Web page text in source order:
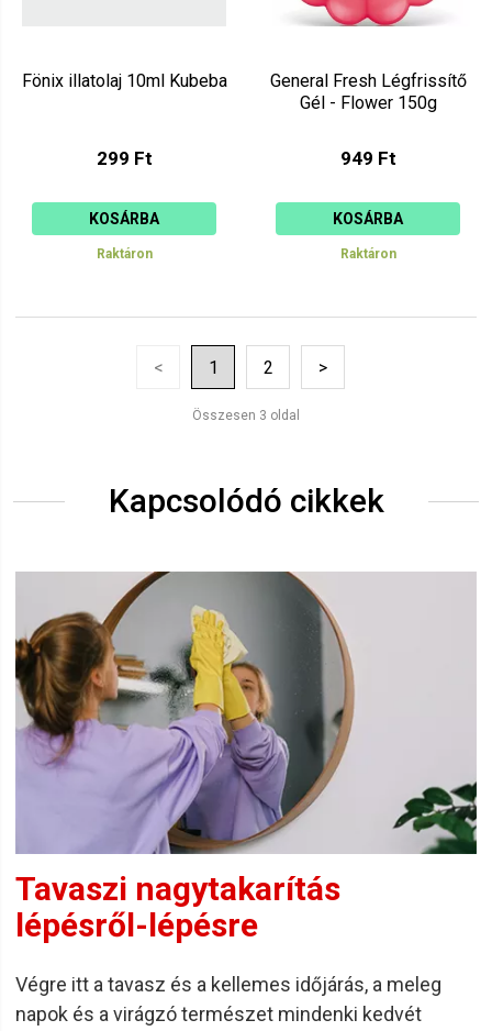
Fönix illatolaj 10ml Kubeba
299 Ft
KOSÁRBA
Raktáron
General Fresh Légfrissítő
Gél - Flower 150g
949 Ft
KOSÁRBA
Raktáron
< 1 2 >
Összesen 3 oldal
Kapcsolódó cikkek
Tavaszi nagytakarítás
lépésről-lépésre
Végre itt a tavasz és a kellemes időjárás, a meleg
napok és a virágzó természet mindenki kedvét